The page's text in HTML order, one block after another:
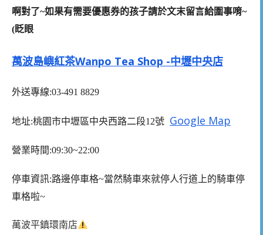
啊對了~如果有需要優惠券的孩子請於文末留言給圍事唷~
(眨眼
萬波島嶼紅茶Wanpo Tea Shop -中壢中央店
外送專線:03-491 8829
地址:桃園市中壢區中央西路二段12號 Google Map
營業時間:09:30~22:00
停車資訊:路邊停車格~當然騎車來就停人行道上的騎車停
車格啦~
萬波平鎮環南店